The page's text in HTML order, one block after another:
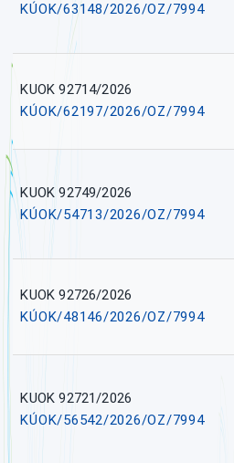
KÚOK/63148/2026/OZ/7994
KUOK 92714/2026
KÚOK/62197/2026/OZ/7994
KUOK 92749/2026
KÚOK/54713/2026/OZ/7994
KUOK 92726/2026
KÚOK/48146/2026/OZ/7994
KUOK 92721/2026
KÚOK/56542/2026/OZ/7994